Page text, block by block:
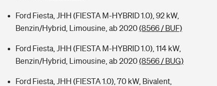
Ford Fiesta, JHH (FIESTA M-HYBRID 1.0), 92 kW,
Benzin/Hybrid, Limousine, ab 2020(8566 / BUF)
Ford Fiesta, JHH (FIESTA M-HYBRID 1.0), 114 kW,
Benzin/Hybrid, Limousine, ab 2020(8566 / BUG)
Ford Fiesta, JHH (FIESTA 1.0), 70 kW, Bivalent,